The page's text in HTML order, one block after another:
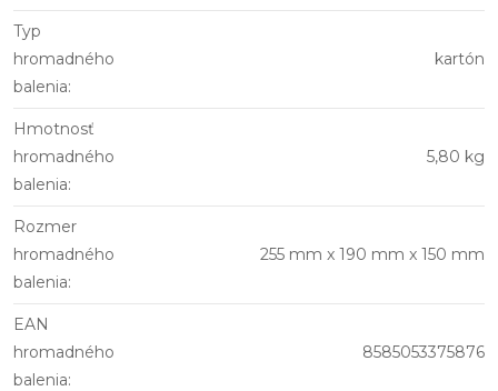
Typ
hromadného
balenia:
kartón
Hmotnosť
hromadného
balenia:
5,80 kg
Rozmer
hromadného
balenia:
255 mm x 190 mm x 150 mm
EAN
hromadného
balenia:
8585053375876